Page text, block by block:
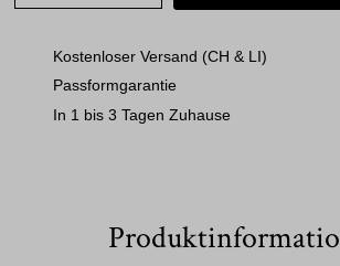
Kostenloser Versand (CH & LI)
Passformgarantie
In 1 bis 3 Tagen Zuhause